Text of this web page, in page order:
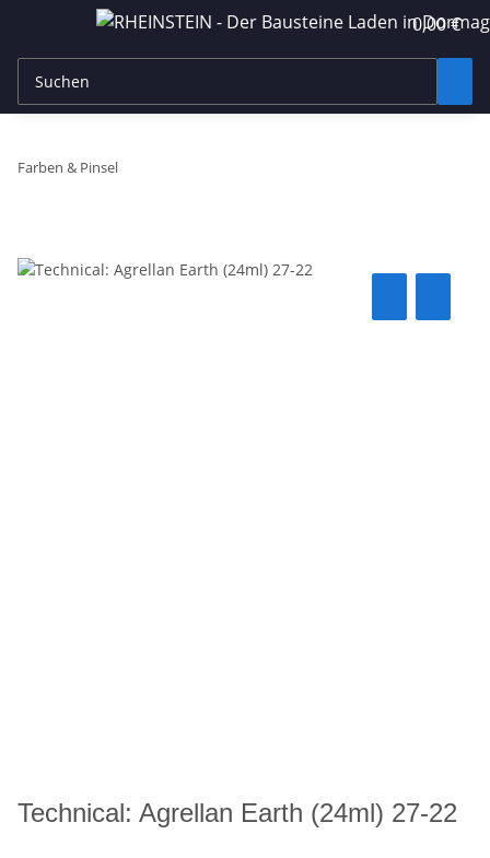
0,00 €
Farben & Pinsel
Technical: Agrellan Earth (24ml) 27-22